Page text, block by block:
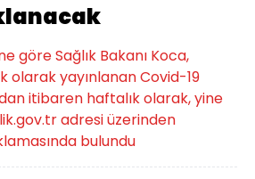
göre Sağlık Bakanı Koca,
olarak yayınlanan Covid-19
itibaren haftalık olarak, yine
adresi üzerinden
bulundu